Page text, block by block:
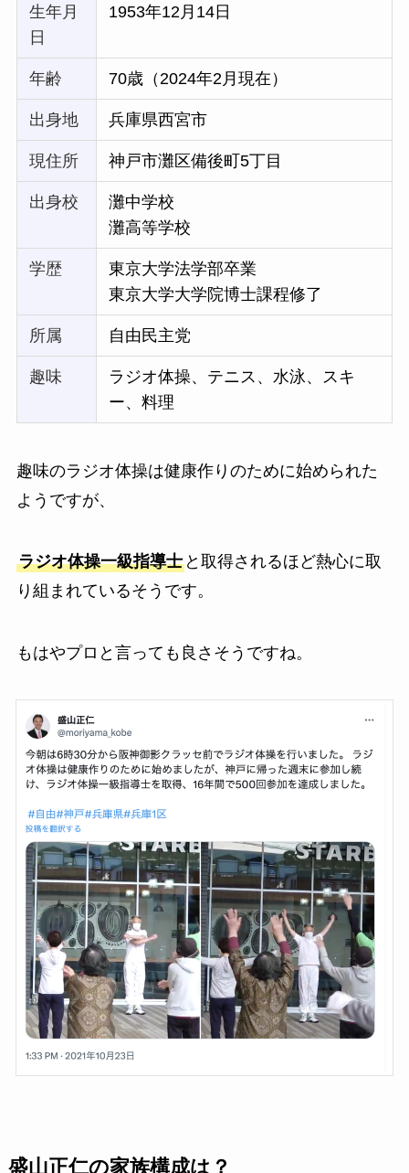
生年月
日
1953年12月14日
年齢 70歳（2024年2月現在）
出身地 兵庫県西宮市
現住所 神戸市灘区備後町5丁目
出身校
灘中学校
灘高等学校
学歴
東京大学法学部卒業
東京大学大学院博士課程修了
所属 自由民主党
趣味
ラジオ体操、テニス、水泳、スキ
ー、料理
趣味のラジオ体操は健康作りのために始められた
ようですが、
ラジオ体操一級指導士と取得されるほど熱心に取
り組まれているそうです。
もはやプロと言っても良さそうですね。
盛山正仁の家族構成は？